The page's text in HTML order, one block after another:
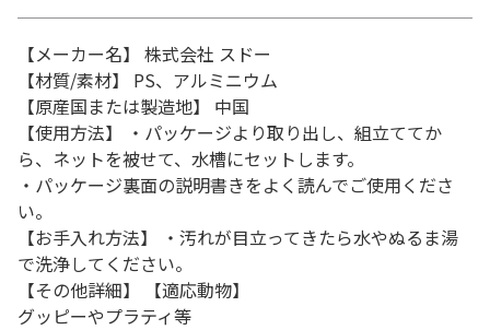
【メーカー名】 株式会社 スドー
【材質/素材】 PS、アルミニウム
【原産国または製造地】 中国
【使用方法】 ・パッケージより取り出し、組立ててか
ら、ネットを被せて、水槽にセットします。
・パッケージ裏面の説明書きをよく読んでご使用くださ
い。
【お手入れ方法】 ・汚れが目立ってきたら水やぬるま湯
で洗浄してください。
【その他詳細】 【適応動物】
グッピーやプラティ等